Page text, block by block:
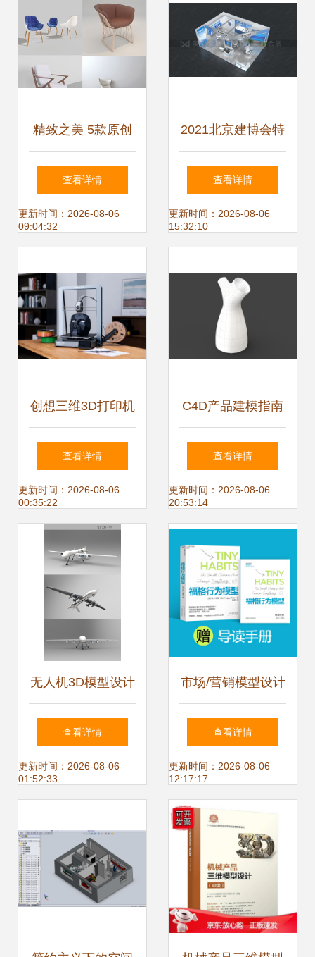
精致之美 5款原创
3ds Max沙发与椅
子设计模型赏析
查看详情
更新时间：2026-08-06
09:04:32
2021北京建博会特
装指定搭建商,设计
搭建展台提升品牌
查看详情
更新时间：2026-08-06
15:32:10
创想三维3D打印机
Ender-3 V3 Plus先
人一步上线京东 付
定金前50名返100
元
查看详情
更新时间：2026-08-06
00:35:22
C4D产品建模指南
艺术品级花瓶布线
建模技巧详解
查看详情
更新时间：2026-08-06
20:53:14
无人机3D模型设计
图下载 开启电子产
品设计新篇章
查看详情
更新时间：2026-08-06
01:52:33
市场/营销模型设计
理论框架与实战应
用
查看详情
更新时间：2026-08-06
12:17:17